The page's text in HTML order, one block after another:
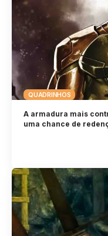
QUADRINHOS
A armadura mais
uma chance de